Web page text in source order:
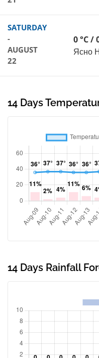
SATURDAY
-
AUGUST
22
0 °C /
Ясно
14 Days
14 Days Rainfall